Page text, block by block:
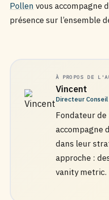
Pollen vous accompagne
présence sur l’ensemble
À PROPOS DE
Vincent
Directeur
Fondateur de
accompagne
dans leur
approche :
vanity metric.